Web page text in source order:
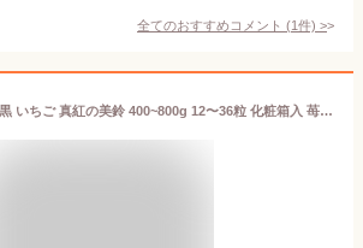
全てのおすすめコメント (1件) >
減農薬 愛媛産 黒 いちご 真紅の美鈴 400~800g 12〜36粒 化粧箱入 苺 イチゴ 産地直送 SSS お歳暮 ※ ふるさと納税 ではありません